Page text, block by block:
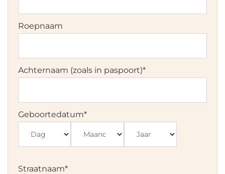
Roepnaam
Achternaam (zoals in paspoort)*
Geboortedatum*
Straatnaam*